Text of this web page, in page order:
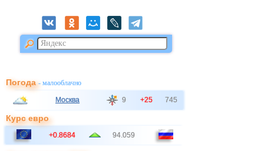
Погода- малооблачно
Москва 9 +25 745
Курс евро
+0.8684 94.059